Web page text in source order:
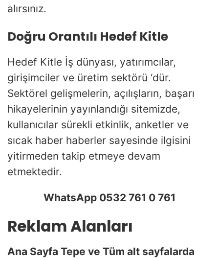
alırsınız.
Doğru Orantılı Hedef Kitle
Hedef Kitle İş dünyası, yatırımcılar,
girişimciler ve üretim sektörü ‘dür.
Sektörel gelişmelerin, açılışların, başarı
hikayelerinin yayınlandığı sitemizde,
kullanıcılar sürekli etkinlik, anketler ve
sıcak haber haberler sayesinde ilgisini
yitirmeden takip etmeye devam
etmektedir.
WhatsApp 0532 761 0 761
Reklam Alanları
Ana Sayfa Tepe ve Tüm alt sayfalarda